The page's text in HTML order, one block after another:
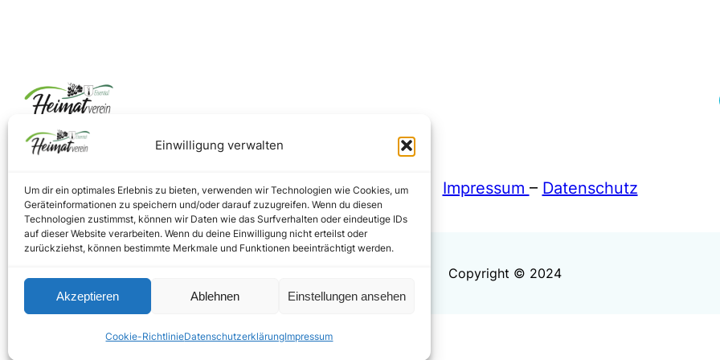
Einwilligung verwalten
Um dir ein optimales Erlebnis zu bieten, verwenden wir Technologien wie Cookies, um
Geräteinformationen zu speichern und/oder darauf zuzugreifen. Wenn du diesen
Technologien zustimmst, können wir Daten wie das Surfverhalten oder eindeutige IDs
auf dieser Website verarbeiten. Wenn du deine Einwilligung nicht erteilst oder
zurückziehst, können bestimmte Merkmale und Funktionen beeinträchtigt werden.
Akzeptieren Ablehnen Einstellungen ansehen
Cookie-RichtlinieDatenschutzerklärungImpressum
Impressum – Datenschutz
Copyright © 2024